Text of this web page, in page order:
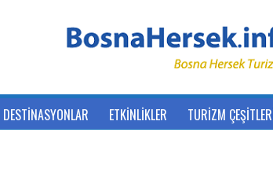
DESTİNASYONLAR ETKİNLİKLER TURİZM